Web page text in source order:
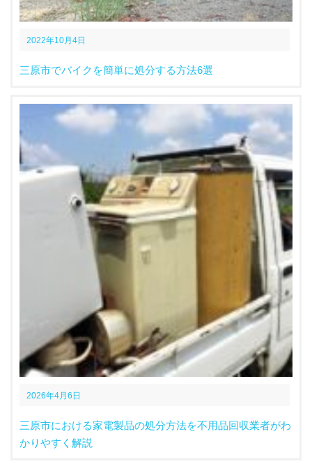
2022年10月4日
三原市でバイクを簡単に処分する方法6選
2026年4月6日
三原市における家電製品の処分方法を不用品回収業者がわ
かりやすく解説